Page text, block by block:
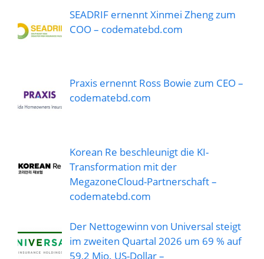
SEADRIF ernennt Xinmei Zheng zum
COO – codematebd.com
Praxis ernennt Ross Bowie zum CEO –
codematebd.com
Korean Re beschleunigt die KI-
Transformation mit der
MegazoneCloud-Partnerschaft –
codematebd.com
Der Nettogewinn von Universal steigt
im zweiten Quartal 2026 um 69 % auf
59,2 Mio. US-Dollar –